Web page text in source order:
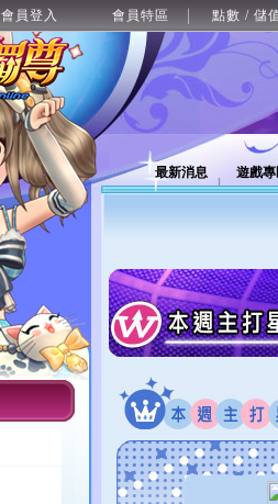
會員登入 會員特區 點數 / 儲
最新消息 遊戲